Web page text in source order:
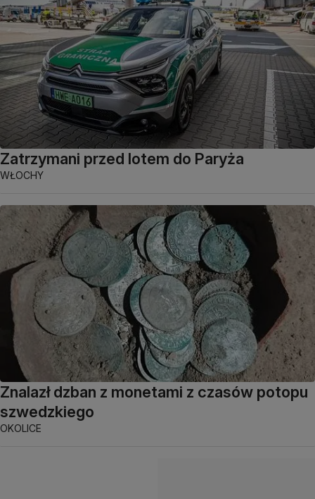
Zatrzymani przed lotem do Paryża
WŁOCHY
Znalazł dzban z monetami z czasów potopu
szwedzkiego
OKOLICE